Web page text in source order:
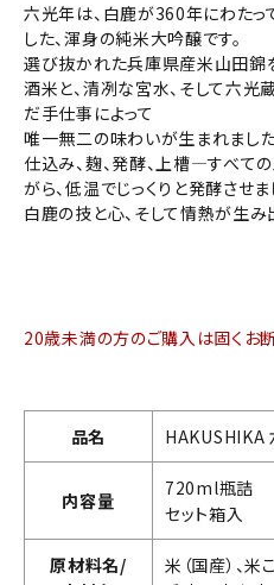
六光年は、白鹿が360年にわたっ
した、渾身の純米大吟醸です。
選び抜かれた兵庫県産米山田錦
酒米と、清冽な宮水、そして六
だ手仕事によって
唯一無二の味わいが生まれました
仕込み、麹、発酵、上槽―すべて
がら、低温でじっくりと発酵させま
白鹿の技と心、そして情熱が生み
20歳未満の方のご購入は固くお断
品名 HAKUSHIKA
内容量
720ml瓶詰
セット箱入
原材料名/
米（国産）、米